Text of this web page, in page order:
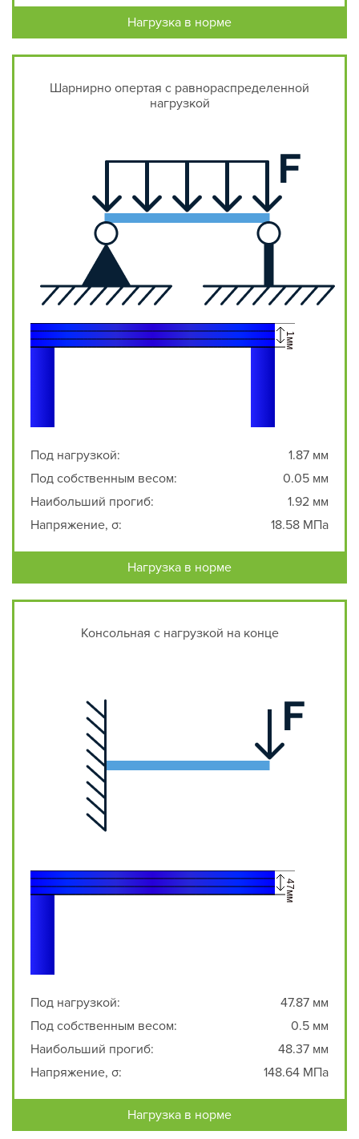
Нагрузка в норме
Шарнирно опертая с равнораспределенной
нагрузкой
Под нагрузкой:
1.87 мм
Под собственным весом:
0.05 мм
Наибольший прогиб:
1.92 мм
Напряжение, σ:
18.58 МПа
Нагрузка в норме
Консольная с нагрузкой на конце
Под нагрузкой:
47.87 мм
Под собственным весом:
0.5 мм
Наибольший прогиб:
48.37 мм
Напряжение, σ:
148.64 МПа
Нагрузка в норме